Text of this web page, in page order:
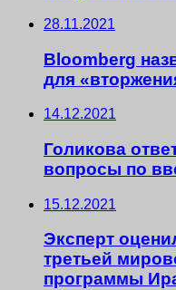
28.11.2021
Bloomberg
для
14.12.2021
Голикова
вопросы по
15.12.2021
Эксперт
третьей
программы